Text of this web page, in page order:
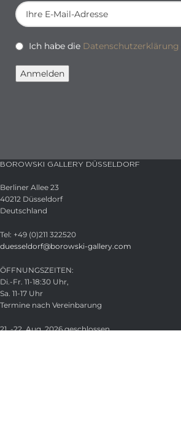
Ich habe die Datenschutzerklärung
BOROWSKI GALLERY DÜSSELDORF
Berliner Allee 23
40212 Düsseldorf
Deutschland
Tel: +49 (0)211 322520
duesseldorf@borowski-gallery.com
ÖFFNUNGSZEITEN:
Di.-Fr. 11-18:30 Uhr,
Sa. 11-17 Uhr
Termine nach Vereinbarung
21. -22. Aug. 2026 geschlossen